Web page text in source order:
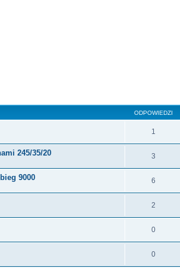
ODPOWIEDZI
1
245/35/20 3
9000 6
2
0
0